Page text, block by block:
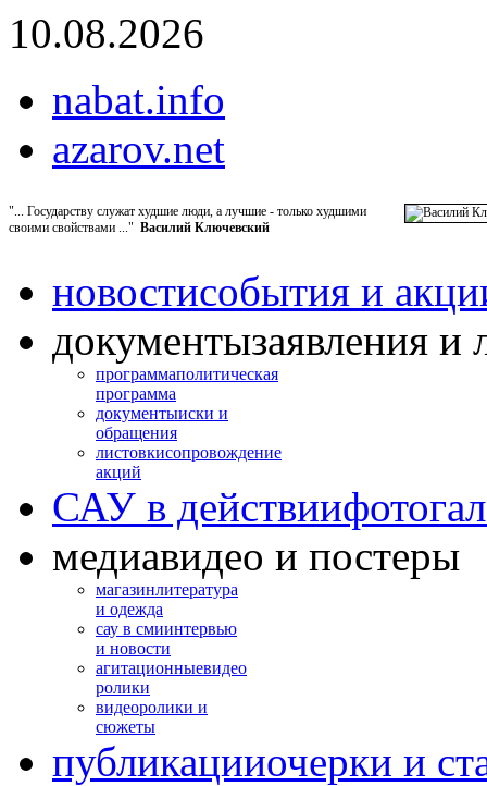
10.08.2026
nabat.info
azarov.net
"... Государству служат худшие люди, а лучшие - только худшими
своими свойствами ..." Василий Ключевский
новостисобытия и
документызаявления и
программаполитическая
программа
документыиски и
обращения
листовкисопровождение
акций
САУ в действии
медиавидео и постеры
магазинлитература
и одежда
сау в смиинтервью
и новости
агитационныевидео
ролики
видеоролики и
сюжеты
публикацииочерки и